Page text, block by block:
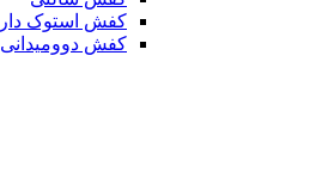
کفش استوک دار
کفش دوومیدانی